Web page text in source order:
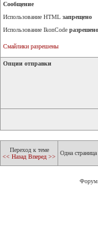
Сообщение
Использование HTML запрещено
Использование IkonCode разрешено
Смайлики разрешены
Опции отправки
Переход к теме
<< Назад Вперед >>
Одна страница
Форум